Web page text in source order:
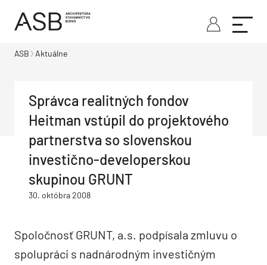
ASB Aktuálne
Správca realitných fondov
Heitman vstúpil do projektového
partnerstva so slovenskou
investično-developerskou
skupinou GRUNT
30. októbra 2008
Spoločnosť GRUNT, a.s. podpísala zmluvu o
spolupráci s nadnárodným investičným